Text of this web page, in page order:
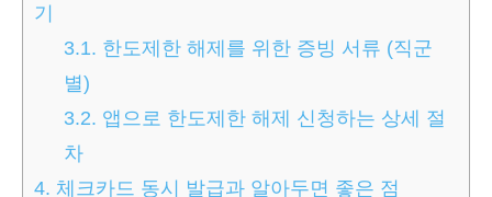
기
3.1. 한도제한 해제를 위한 증빙 서류 (직군
별)
3.2. 앱으로 한도제한 해제 신청하는 상세 절
차
4. 체크카드 동시 발급과 알아두면 좋은 점